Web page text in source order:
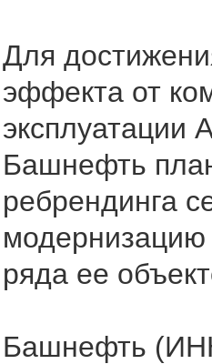
Для
эффекта от
Башнефть
ребрендинга
модернизацию
ряда ее
Башнефть